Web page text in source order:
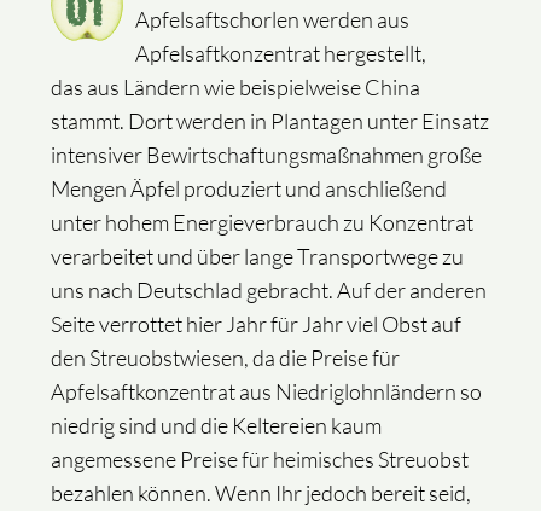
Apfelsaftschorlen werden aus
Apfelsaftkonzentrat hergestellt,
das aus Ländern wie beispielweise China
stammt. Dort werden in Plantagen unter Einsatz
intensiver Bewirtschaftungsmaßnahmen große
Mengen Äpfel produziert und anschließend
unter hohem Energieverbrauch zu Konzentrat
verarbeitet und über lange Transportwege zu
uns nach Deutschlad gebracht. Auf der anderen
Seite verrottet hier Jahr für Jahr viel Obst auf
den Streuobstwiesen, da die Preise für
Apfelsaftkonzentrat aus Niedriglohnländern so
niedrig sind und die Keltereien kaum
angemessene Preise für heimisches Streuobst
bezahlen können. Wenn Ihr jedoch bereit seid,